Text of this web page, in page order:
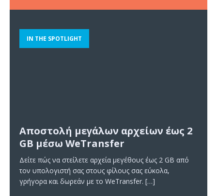
IN THE SPOTLIGHT
Αποστολή μεγάλων αρχείων έως 2
GB μέσω WeTransfer
Δείτε πώς να στείλετε αρχεία μεγέθους έως 2 GB από
τον υπολογιστή σας στους φίλους σας εύκολα,
γρήγορα και δωρεάν με το WeTransfer. […]